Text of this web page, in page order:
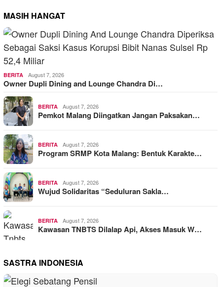
MASIH HANGAT
BERITA August 7, 2026
Owner Dupli Dining and Lounge Chandra Di…
BERITA August 7, 2026
Pemkot Malang Diingatkan Jangan Paksakan…
BERITA August 7, 2026
Program SRMP Kota Malang: Bentuk Karakte…
BERITA August 7, 2026
Wujud Solidaritas “Seduluran Sakla…
BERITA August 7, 2026
Kawasan TNBTS Dilalap Api, Akses Masuk W…
SASTRA INDONESIA